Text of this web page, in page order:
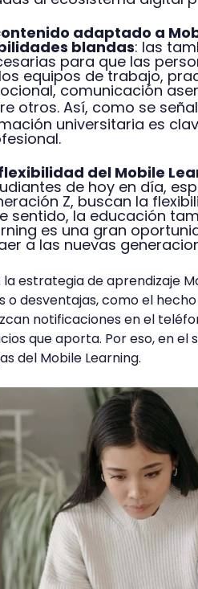
adaptado a
blandas: las
para que las
equipos de trabajo,
comunicación
otros. Así, como se
universitaria es
del Mobile
de hoy en día,
Z, buscan la
sentido, la educación
es una gran
a las nuevas
la estrategia de aprendizaje
o desventajas, como el
notificaciones en el
que aporta. Por eso, en
del Mobile Learning.